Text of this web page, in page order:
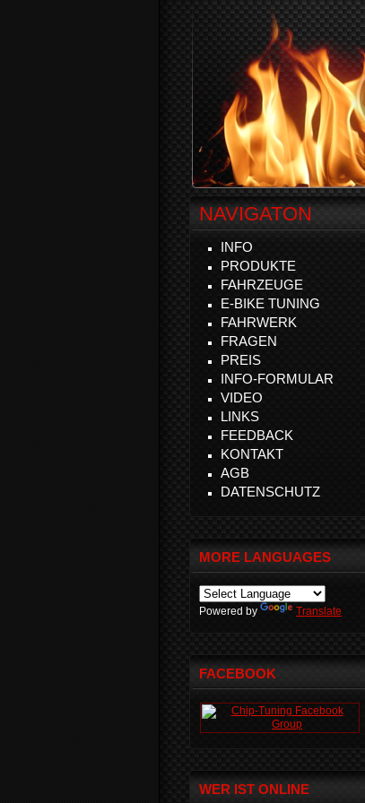
NAVIGATON
INFO
PRODUKTE
FAHRZEUGE
E-BIKE TUNING
FAHRWERK
FRAGEN
PREIS
INFO-FORMULAR
VIDEO
LINKS
FEEDBACK
KONTAKT
AGB
DATENSCHUTZ
MORE LANGUAGES
Powered by Translate
FACEBOOK
WER IST ONLINE